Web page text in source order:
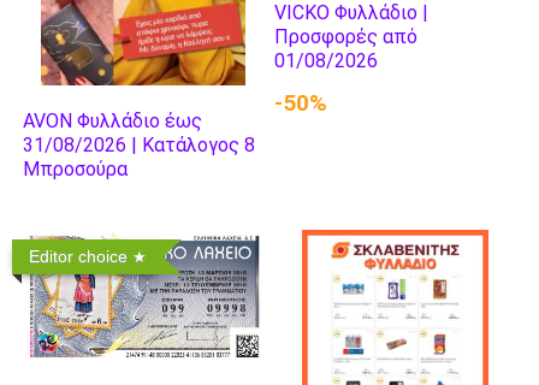
AVON Φυλλάδιο έως
31/08/2026 | Κατάλογος 8
Μπροσούρα
VICKO Φυλλάδιο |
Προσφορές από
01/08/2026
-50%
Editor choice